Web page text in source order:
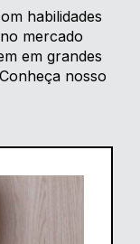
habilidades
mercado
em grandes
nosso